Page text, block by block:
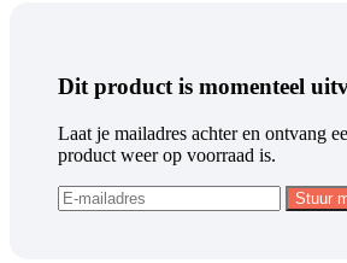
Dit product is momenteel
Laat je mailadres achter en ontvang
product weer op voorraad is.